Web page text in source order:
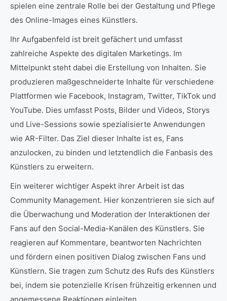
spielen eine zentrale Rolle bei der Gestaltung und Pflege
des Online-Images eines Künstlers.
Ihr Aufgabenfeld ist breit gefächert und umfasst
zahlreiche Aspekte des digitalen Marketings. Im
Mittelpunkt steht dabei die Erstellung von Inhalten. Sie
produzieren maßgeschneiderte Inhalte für verschiedene
Plattformen wie Facebook, Instagram, Twitter, TikTok und
YouTube. Dies umfasst Posts, Bilder und Videos, Storys
und Live-Sessions sowie spezialisierte Anwendungen
wie AR-Filter. Das Ziel dieser Inhalte ist es, Fans
anzulocken, zu binden und letztendlich die Fanbasis des
Künstlers zu erweitern.
Ein weiterer wichtiger Aspekt ihrer Arbeit ist das
Community Management. Hier konzentrieren sie sich auf
die Überwachung und Moderation der Interaktionen der
Fans auf den Social-Media-Kanälen des Künstlers. Sie
reagieren auf Kommentare, beantworten Nachrichten
und fördern einen positiven Dialog zwischen Fans und
Künstlern. Sie tragen zum Schutz des Rufs des Künstlers
bei, indem sie potenzielle Krisen frühzeitig erkennen und